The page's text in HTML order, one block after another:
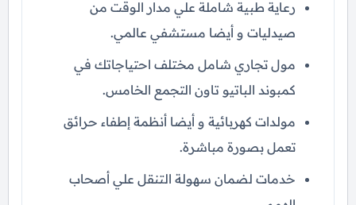
رعاية طبية شاملة علي مدار الوقت من
صيدليات و أيضا مستشفي عالمي.
مول تجاري شامل مختلف احتياجاتك في
كمبوند الباتيو تاون التجمع الخامس.
مولدات كهربائية و أيضا أنظمة إطفاء حرائق
تعمل بصورة مباشرة.
خدمات لضمان سهولة التنقل علي أصحاب